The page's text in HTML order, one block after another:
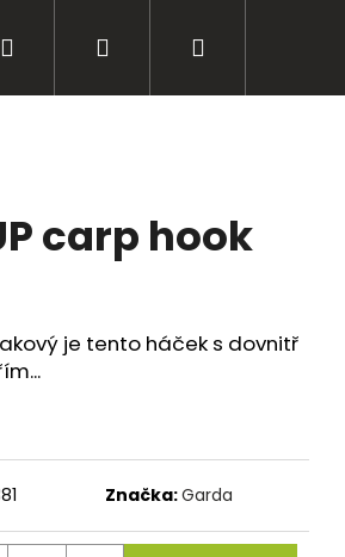
Péče o úlovky
Přihlášení
carp hook
je tento háček s dovnitř
Značka:Garda
Následující